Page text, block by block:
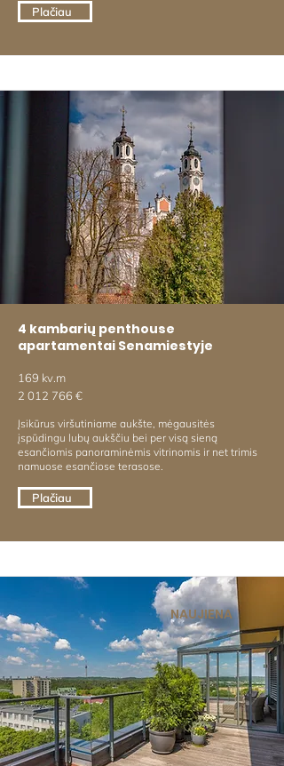
Plačiau
4 kambarių penthouse
apartamentai Senamiestyje
169 kv.m
2 012 766 €
Įsikūrus viršutiniame aukšte, mėgausitės
įspūdingu lubų aukščiu bei per visą sieną
esančiomis panoraminėmis vitrinomis ir net trimis
namuose esančiose terasose.
Plačiau
NAUJIENA